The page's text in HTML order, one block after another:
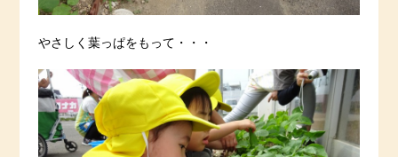
やさしく葉っぱをもって・・・